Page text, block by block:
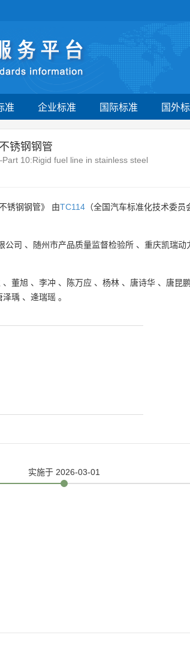
准 企业标准 国际标准 国外
锈钢钢管
10:Rigid fuel line in stainless steel
锈钢钢管》 由TC114 （全国汽车标准化技术委员
公司 、 随州市产品质量监督检验所 、 重庆凯瑞动
、 董旭 、 李冲 、 陈万应 、 杨林 、 唐诗华 、 唐昆鹏
泽瑀 、 逄瑞瑶 。
实施于 2026-03-01